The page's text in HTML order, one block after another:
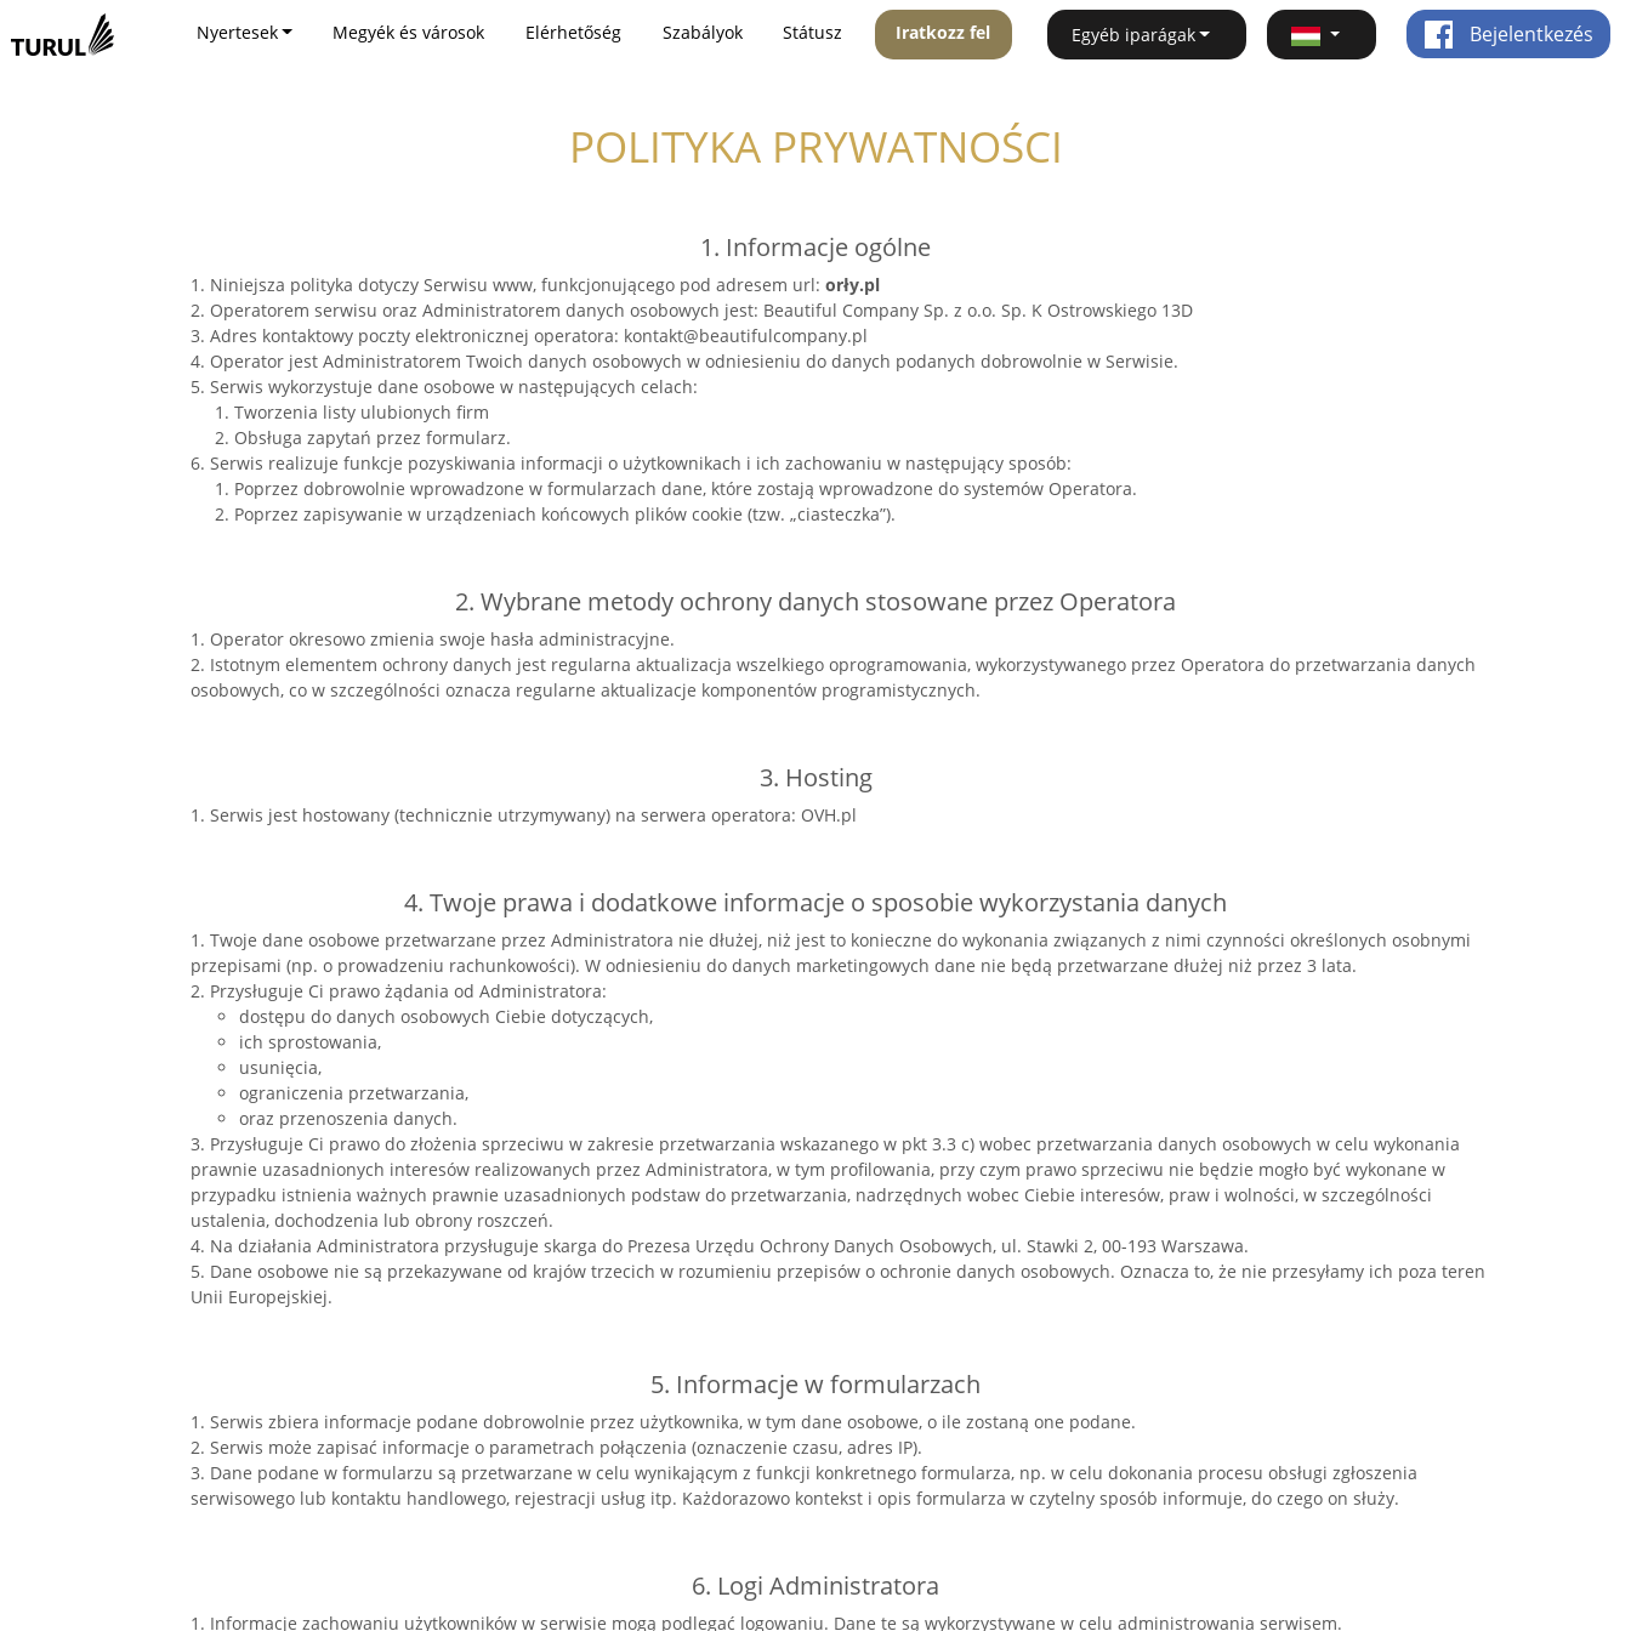
Nyertesek Megyék és városok Elérhetőség Szabályok Státusz Iratkozz fel Egyéb iparágak Bejelentkezés
POLITYKA PRYWATNOŚCI
1. Informacje ogólne
1. Niniejsza polityka dotyczy Serwisu www, funkcjonującego pod adresem url: orły.pl
2. Operatorem serwisu oraz Administratorem danych osobowych jest: Beautiful Company Sp. z o.o. Sp. K Ostrowskiego 13D
3. Adres kontaktowy poczty elektronicznej operatora: kontakt@beautifulcompany.pl
4. Operator jest Administratorem Twoich danych osobowych w odniesieniu do danych podanych dobrowolnie w Serwisie.
5. Serwis wykorzystuje dane osobowe w następujących celach:
1. Tworzenia listy ulubionych firm
2. Obsługa zapytań przez formularz.
6. Serwis realizuje funkcje pozyskiwania informacji o użytkownikach i ich zachowaniu w następujący sposób:
1. Poprzez dobrowolnie wprowadzone w formularzach dane, które zostają wprowadzone do systemów Operatora.
2. Poprzez zapisywanie w urządzeniach końcowych plików cookie (tzw. „ciasteczka”).
2. Wybrane metody ochrony danych stosowane przez Operatora
1. Operator okresowo zmienia swoje hasła administracyjne.
2. Istotnym elementem ochrony danych jest regularna aktualizacja wszelkiego oprogramowania, wykorzystywanego przez Operatora do przetwarzania danych
osobowych, co w szczególności oznacza regularne aktualizacje komponentów programistycznych.
3. Hosting
1. Serwis jest hostowany (technicznie utrzymywany) na serwera operatora: OVH.pl
4. Twoje prawa i dodatkowe informacje o sposobie wykorzystania danych
1. Twoje dane osobowe przetwarzane przez Administratora nie dłużej, niż jest to konieczne do wykonania związanych z nimi czynności określonych osobnymi
przepisami (np. o prowadzeniu rachunkowości). W odniesieniu do danych marketingowych dane nie będą przetwarzane dłużej niż przez 3 lata.
2. Przysługuje Ci prawo żądania od Administratora:
dostępu do danych osobowych Ciebie dotyczących,
ich sprostowania,
usunięcia,
ograniczenia przetwarzania,
oraz przenoszenia danych.
3. Przysługuje Ci prawo do złożenia sprzeciwu w zakresie przetwarzania wskazanego w pkt 3.3 c) wobec przetwarzania danych osobowych w celu wykonania
prawnie uzasadnionych interesów realizowanych przez Administratora, w tym profilowania, przy czym prawo sprzeciwu nie będzie mogło być wykonane w
przypadku istnienia ważnych prawnie uzasadnionych podstaw do przetwarzania, nadrzędnych wobec Ciebie interesów, praw i wolności, w szczególności
ustalenia, dochodzenia lub obrony roszczeń.
4. Na działania Administratora przysługuje skarga do Prezesa Urzędu Ochrony Danych Osobowych, ul. Stawki 2, 00-193 Warszawa.
5. Dane osobowe nie są przekazywane od krajów trzecich w rozumieniu przepisów o ochronie danych osobowych. Oznacza to, że nie przesyłamy ich poza teren
Unii Europejskiej.
5. Informacje w formularzach
1. Serwis zbiera informacje podane dobrowolnie przez użytkownika, w tym dane osobowe, o ile zostaną one podane.
2. Serwis może zapisać informacje o parametrach połączenia (oznaczenie czasu, adres IP).
3. Dane podane w formularzu są przetwarzane w celu wynikającym z funkcji konkretnego formularza, np. w celu dokonania procesu obsługi zgłoszenia
serwisowego lub kontaktu handlowego, rejestracji usług itp. Każdorazowo kontekst i opis formularza w czytelny sposób informuje, do czego on służy.
6. Logi Administratora
1. Informacje zachowaniu użytkowników w serwisie mogą podlegać logowaniu. Dane te są wykorzystywane w celu administrowania serwisem.